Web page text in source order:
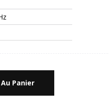
Panier